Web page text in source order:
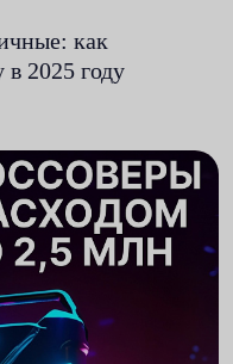
как
2025 году